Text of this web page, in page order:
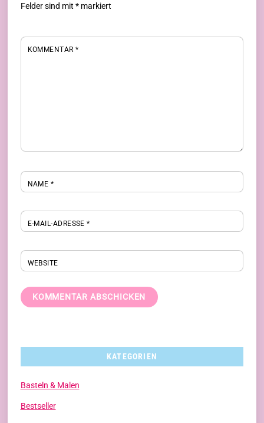
Felder sind mit *markiert
KOMMENTAR*
NAME *
E-MAIL-ADRESSE*
WEBSITE
KATEGORIEN
Basteln & Malen
Bestseller